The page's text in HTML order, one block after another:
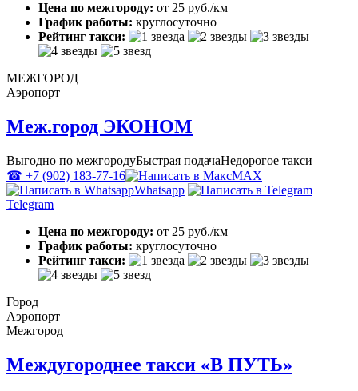
Цена по межгороду: от 25 руб./км
График работы: круглосуточно
Рейтинг такси:
МЕЖГОРОД
Аэропорт
Меж.город ЭКОНОМ
Выгодно по межгородуБыстрая подачаНедорогое такси
☎ +7 (902) 183-77-16
MAX
Whatsapp
Telegram
Цена по межгороду: от 25 руб./км
График работы: круглосуточно
Рейтинг такси:
Город
Аэропорт
Межгород
Междугороднее такси «В ПУТЬ»